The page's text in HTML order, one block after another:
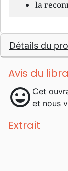
la
Détails du
Avis du
mood Cet
et nous
Extrait